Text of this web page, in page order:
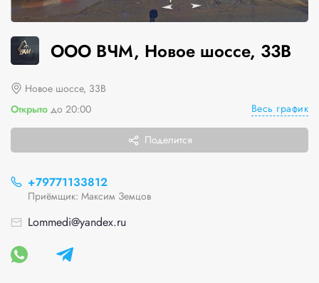
ООО ВЧМ, Новое шоссе, 33В
Новое шоссе, 33В
Открыто до 20:00 Весь график
Поделится
+79771133812
Приёмщик: Максим Земцов
Lommedi@yandex.ru